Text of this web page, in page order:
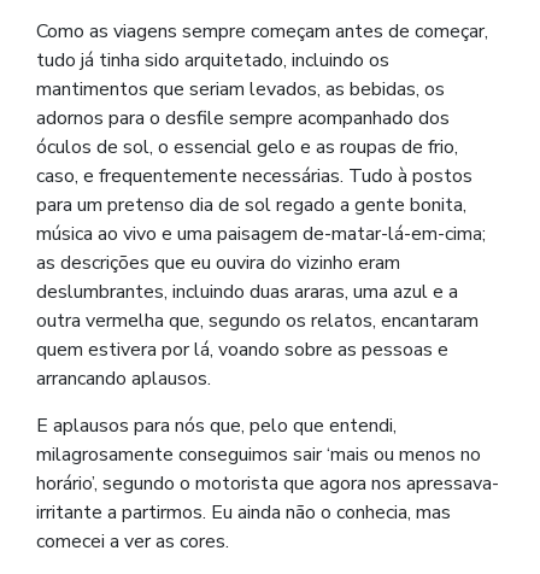
Como as viagens sempre começam antes de começar,
tudo já tinha sido arquitetado, incluindo os
mantimentos que seriam levados, as bebidas, os
adornos para o desfile sempre acompanhado dos
óculos de sol, o essencial gelo e as roupas de frio,
caso, e frequentemente necessárias. Tudo à postos
para um pretenso dia de sol regado a gente bonita,
música ao vivo e uma paisagem de-matar-lá-em-cima;
as descrições que eu ouvira do vizinho eram
deslumbrantes, incluindo duas araras, uma azul e a
outra vermelha que, segundo os relatos, encantaram
quem estivera por lá, voando sobre as pessoas e
arrancando aplausos.
E aplausos para nós que, pelo que entendi,
milagrosamente conseguimos sair ‘mais ou menos no
horário’, segundo o motorista que agora nos apressava-
irritante a partirmos. Eu ainda não o conhecia, mas
comecei a ver as cores.